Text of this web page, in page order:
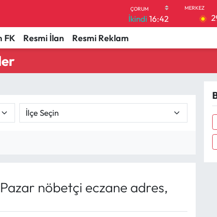
İkindi 16:42
FK Resmi İlan Resmi Reklam
nöbetçi eczane adres,